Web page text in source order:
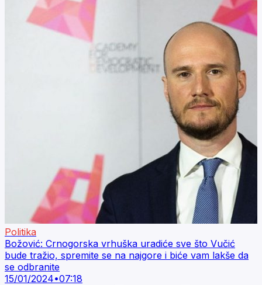
Politika
Božović: Crnogorska vrhuška uradiće sve što Vučić
bude tražio, spremite se na najgore i biće vam lakše da
se odbranite
15/01/2024•07:18